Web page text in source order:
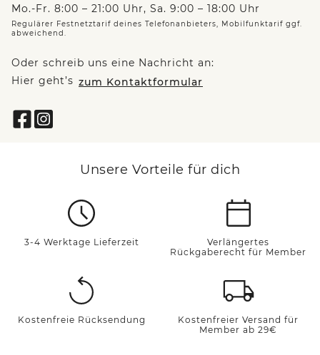
Mo.-Fr. 8:00 – 21:00 Uhr, Sa. 9:00 – 18:00 Uhr
Regulärer Festnetztarif deines Telefonanbieters, Mobilfunktarif ggf.
abweichend.
Oder schreib uns eine Nachricht an:
Hier geht’s zum Kontaktformular
Unsere Vorteile für dich
3-4 Werktage Lieferzeit
Verlängertes
Rückgaberecht für Member
Kostenfreie Rücksendung
Kostenfreier Versand für
Member ab 29€